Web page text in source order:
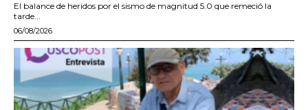
El balance de heridos por el sismo de magnitud 5.0 que remeció la
tarde...
06/08/2026